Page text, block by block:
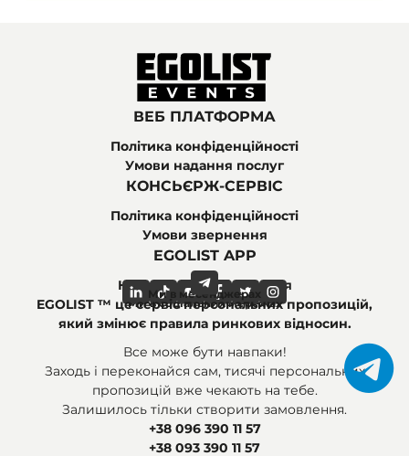
ВЕБ ПЛАТФОРМА
Політика конфіденційності
Умови надання послуг
КОНСЬЄРЖ-СЕРВІС
Політика конфіденційності
Умови звернення
EGOLIST APP
Найпоширеніші питання
Ми в соціальних мережах
Ми в месенджерах
EGOLIST ™ це сервіс персональних пропозицій,
який змінює правила ринкових відносин.
Все може бути навпаки!
Заходь і переконайся сам, тисячі персональних
пропозицій вже чекають на тебе.
Залишилось тільки створити замовлення.
+38 096 390 11 57
+38 093 390 11 57